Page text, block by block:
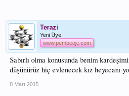
Terazi
Yeni Üye
www.pembeoje.com
Sabırlı olma konusunda benim
düşünürüz hiç evlenecek kız heyecanı
8 Mart 2015